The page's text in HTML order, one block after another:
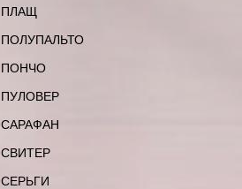
ПЛАЩ
ПОЛУПАЛЬТО
ПОНЧО
ПУЛОВЕР
САРАФАН
СВИТЕР
СЕРЬГИ